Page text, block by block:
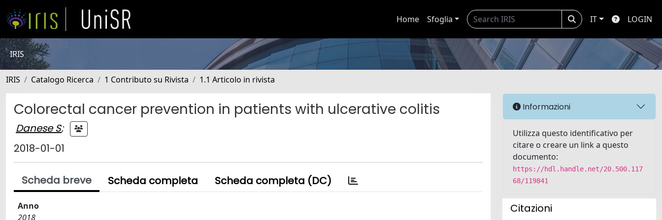
Home Sfoglia IT LOGIN
IRIS
IRIS Catalogo Ricerca 1 Contributo su Rivista 1.1 Articolo in rivista
Colorectal cancer prevention in patients with ulcerative colitis
Danese S;
2018-01-01
Scheda breve Scheda completa Scheda completa (DC)
Anno
2018
Informazioni
Utilizza questo identificativo per
citare o creare un link a questo
documento:
https://hdl.handle.net/20.500.117
68/119841
Citazioni